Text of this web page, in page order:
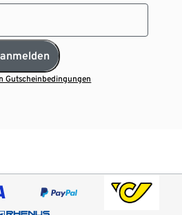
Gutscheinbedingungen